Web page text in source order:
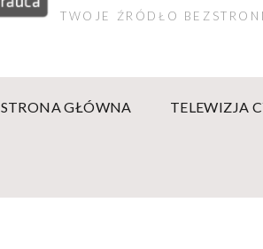
TWOJE ŹRÓDŁO
STRONA GŁÓWNA TELEWIZJA